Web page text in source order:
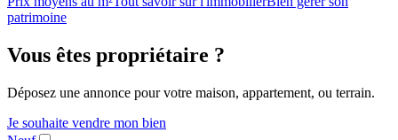
patrimoine
Vous êtes propriétaire ?
Déposez une annonce pour votre maison, appartement, ou terrain.
Je souhaite vendre mon bien